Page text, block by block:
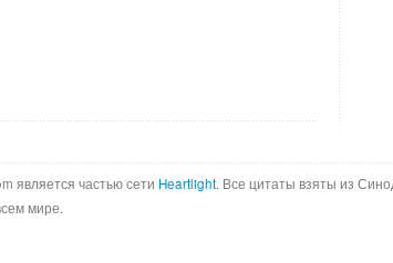
является частью сети Heartlight. Все цитаты взяты из
мире.